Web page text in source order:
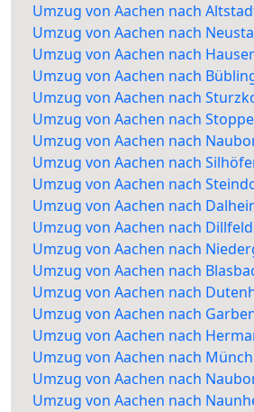
Umzug von Aachen nach
Umzug von Aachen nach
Umzug von Aachen nach
Umzug von Aachen nach
Umzug von Aachen nach
Umzug von Aachen nach
Umzug von Aachen nach
Umzug von Aachen nach
Umzug von Aachen nach
Umzug von Aachen nach
Umzug von Aachen nach Dillfeld
Umzug von Aachen nach
Umzug von Aachen nach
Umzug von Aachen nach
Umzug von Aachen nach
Umzug von Aachen nach
Umzug von Aachen nach
Umzug von Aachen nach
Umzug von Aachen nach